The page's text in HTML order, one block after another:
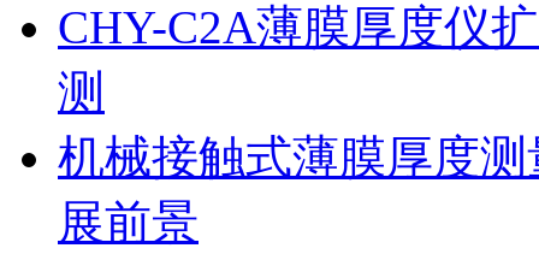
CHY-C2A薄膜厚度仪
测
机械接触式薄膜厚度
展前景